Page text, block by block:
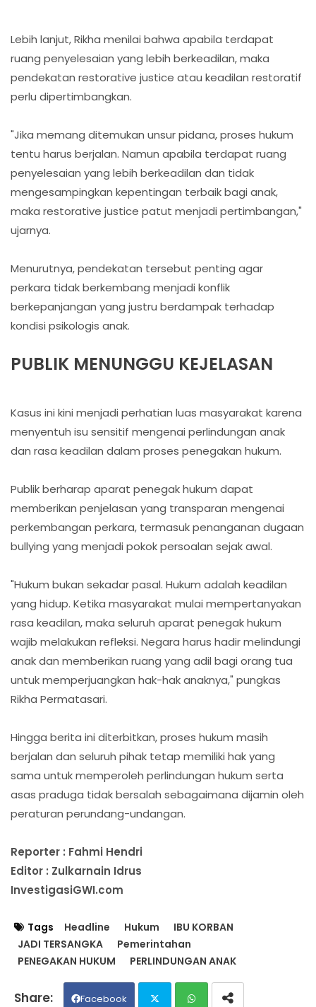
Lebih lanjut, Rikha menilai bahwa apabila terdapat
ruang penyelesaian yang lebih berkeadilan, maka
pendekatan restorative justice atau keadilan restoratif
perlu dipertimbangkan.
"Jika memang ditemukan unsur pidana, proses hukum
tentu harus berjalan. Namun apabila terdapat ruang
penyelesaian yang lebih berkeadilan dan tidak
mengesampingkan kepentingan terbaik bagi anak,
maka restorative justice patut menjadi pertimbangan,"
ujarnya.
Menurutnya, pendekatan tersebut penting agar
perkara tidak berkembang menjadi konflik
berkepanjangan yang justru berdampak terhadap
kondisi psikologis anak.
PUBLIK MENUNGGU KEJELASAN
Kasus ini kini menjadi perhatian luas masyarakat karena
menyentuh isu sensitif mengenai perlindungan anak
dan rasa keadilan dalam proses penegakan hukum.
Publik berharap aparat penegak hukum dapat
memberikan penjelasan yang transparan mengenai
perkembangan perkara, termasuk penanganan dugaan
bullying yang menjadi pokok persoalan sejak awal.
"Hukum bukan sekadar pasal. Hukum adalah keadilan
yang hidup. Ketika masyarakat mulai mempertanyakan
rasa keadilan, maka seluruh aparat penegak hukum
wajib melakukan refleksi. Negara harus hadir melindungi
anak dan memberikan ruang yang adil bagi orang tua
untuk memperjuangkan hak-hak anaknya," pungkas
Rikha Permatasari.
Hingga berita ini diterbitkan, proses hukum masih
berjalan dan seluruh pihak tetap memiliki hak yang
sama untuk memperoleh perlindungan hukum serta
asas praduga tidak bersalah sebagaimana dijamin oleh
peraturan perundang-undangan.
Reporter : Fahmi Hendri
Editor : Zulkarnain Idrus
InvestigasiGWI.com
Tags Headline Hukum
IBU KORBAN
JADI TERSANGKA
Pemerintahan
PENEGAKAN HUKUM
PERLINDUNGAN ANAK
Facebook